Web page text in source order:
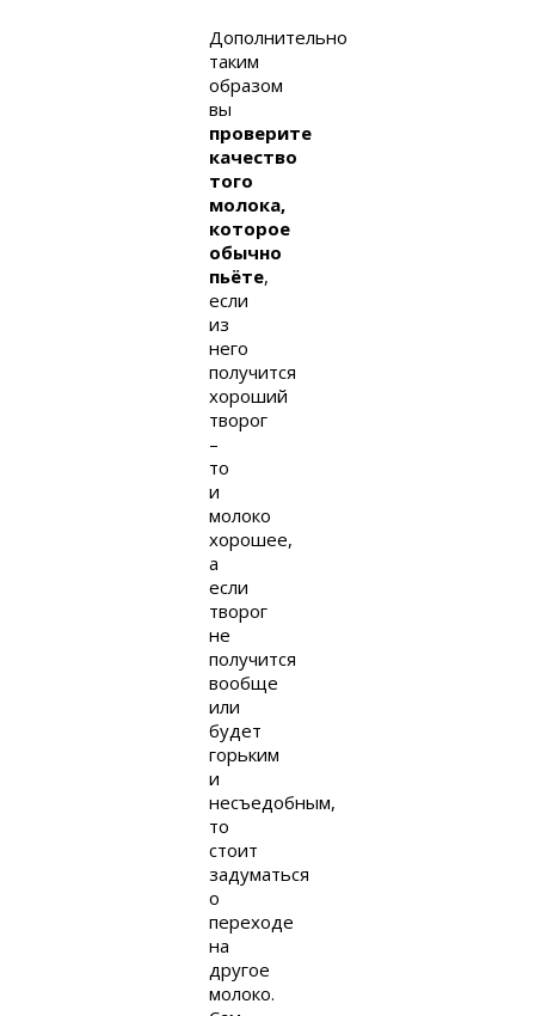
Дополнительно
таким
образом
вы
проверите
качество
того
молока,
которое
обычно
пьёте,
если
из
него
получится
хороший
творог
–
то
и
молоко
хорошее,
а
если
творог
не
получится
вообще
или
будет
горьким
и
несъедобным,
то
стоит
задуматься
о
переходе
на
другое
молоко.